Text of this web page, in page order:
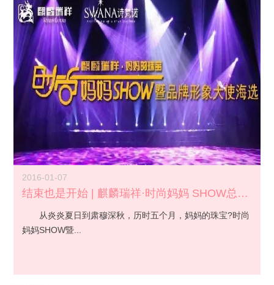
2016-01-07
结束也是开始 | 麒麟瑞祥·时尚妈妈 SHOW总决赛落幕
从炎炎夏日到肃穆深秋，历时五个月，妈妈的珠宝?时尚
妈妈SHOW暨...